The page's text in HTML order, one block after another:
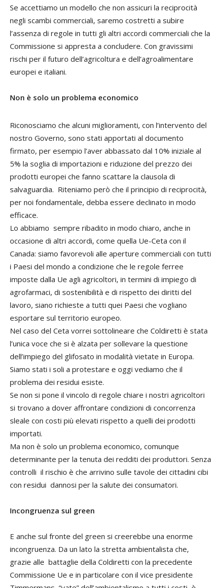
Se accettiamo un modello che non assicuri la reciprocità
negli scambi commerciali, saremo costretti a subire
l’assenza di regole in tutti gli altri accordi commerciali che la
Commissione si appresta a concludere. Con gravissimi
rischi per il futuro dell’agricoltura e dell’agroalimentare
europei e italiani.
Non è solo un problema economico
Riconosciamo che alcuni miglioramenti, con l’intervento del
nostro Governo, sono stati apportati al documento
firmato, per esempio l’aver abbassato dal 10% iniziale al
5% la soglia di importazioni e riduzione del prezzo dei
prodotti europei che fanno scattare la clausola di
salvaguardia. Riteniamo però che il principio di reciprocità,
per noi fondamentale, debba essere declinato in modo
efficace.
Lo abbiamo sempre ribadito in modo chiaro, anche in
occasione di altri accordi, come quella Ue-Ceta con il
Canada: siamo favorevoli alle aperture commerciali con tutti
i Paesi del mondo a condizione che le regole ferree
imposte dalla Ue agli agricoltori, in termini di impiego di
agrofarmaci, di sostenibilità e di rispetto dei diritti del
lavoro, siano richieste a tutti quei Paesi che vogliano
esportare sul territorio europeo.
Nel caso del Ceta vorrei sottolineare che Coldiretti è stata
l’unica voce che si è alzata per sollevare la questione
dell’impiego del glifosato in modalità vietate in Europa.
Siamo stati i soli a protestare e oggi vediamo che il
problema dei residui esiste.
Se non si pone il vincolo di regole chiare i nostri agricoltori
si trovano a dover affrontare condizioni di concorrenza
sleale con costi più elevati rispetto a quelli dei prodotti
importati.
Ma non è solo un problema economico, comunque
determinante per la tenuta dei redditi dei produttori. Senza
controlli il rischio è che arrivino sulle tavole dei cittadini cibi
con residui dannosi per la salute dei consumatori.
Incongruenza sul green
E anche sul fronte del green si creerebbe una enorme
incongruenza. Da un lato la stretta ambientalista che,
grazie alle battaglie della Coldiretti con la precedente
Commissione Ue e in particolare con il vice presidente